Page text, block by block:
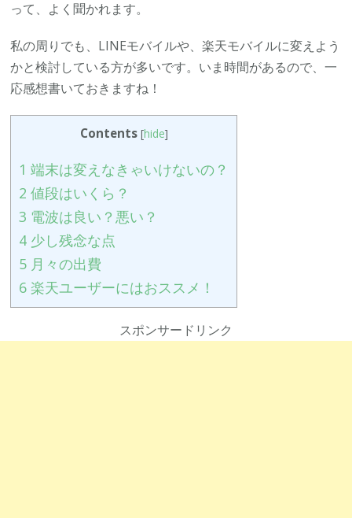
レ
ー
ト)
って、よく聞かれます。
私の周りでも、LINEモバイルや、楽天モバイルに変えよう
かと検討している方が多いです。いま時間があるので、一
応感想書いておきますね！
Contents [hide]
1 端末は変えなきゃいけないの？
2 値段はいくら？
3 電波は良い？悪い？
4 少し残念な点
5 月々の出費
6 楽天ユーザーにはおススメ！
スポンサードリンク